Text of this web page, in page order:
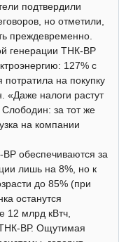
подтвердили
но отметили,
преждевременно.
генерации ТНК-ВР
127% с
потратила на покупку
«Даже налоги растут
за тот же
на компании
обеспечиваются за
лишь на 8%, но к
до 85% (при
останутся
12 млрд кВтч,
ТНК-ВР. Ощутимая